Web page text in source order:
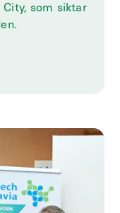
City, som siktar